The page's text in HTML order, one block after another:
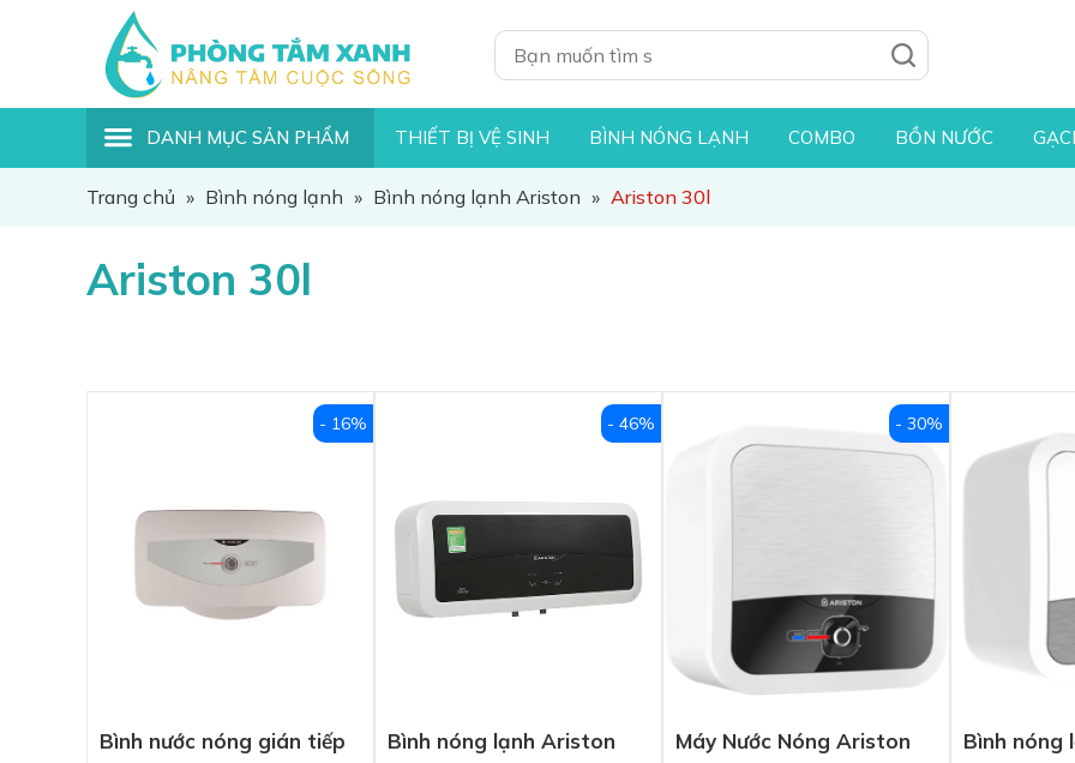
DANH MỤC SẢN PHẨM THIẾT BỊ VỆ SINH BÌNH NÓNG LẠNH COMBO BỒN NƯỚC
Trang chủ » Bình nóng lạnh » Bình nóng lạnh Ariston » Ariston 30l
Ariston 30l
Bình nước nóng gián tiếp
- 16%
Bình nóng lạnh Ariston
- 46%
Máy Nước Nóng Ariston
- 30%
Bình nóng